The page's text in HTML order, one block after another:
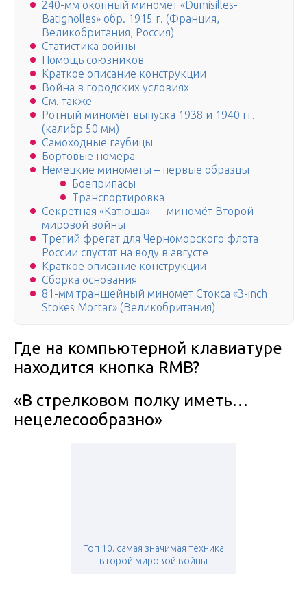
240-мм окопный миномет «Dumisilles-
Batignolles» обр. 1915 г. (Франция,
Великобритания, Россия)
Статистика войны
Помощь союзников
Краткое описание конструкции
Война в городских условиях
См. также
Ротный миномёт выпуска 1938 и 1940 гг.
(калибр 50 мм)
Самоходные гаубицы
Бортовые номера
Немецкие минометы – первые образцы
Боеприпасы
Транспортировка
Секретная «Катюша» — миномёт Второй
мировой войны
Третий фрегат для Черноморского флота
России спустят на воду в августе
Краткое описание конструкции
Сборка основания
81-мм траншейный миномет Стокса «З-inch
Stokes Mortar» (Великобритания)
Где на компьютерной клавиатуре
находится кнопка RMB?
«В стрелковом полку иметь…
нецелесообразно»
Топ 10. самая значимая техника
второй мировой войны